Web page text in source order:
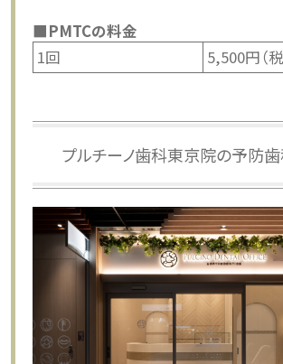
■PMTCの料金
1回
5,500円（税
プルチーノ歯科東京院の予防